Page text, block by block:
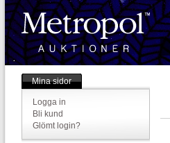
Mina sidor
Logga in
Bli kund
Glömt login?